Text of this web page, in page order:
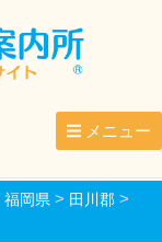
メニュー
福岡県> 田川郡>